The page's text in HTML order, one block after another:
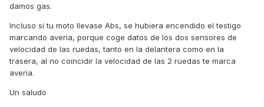
damos gas.
Incluso si tu moto llevase Abs, se hubiera encendido el testigo
marcando averia, porque coge datos de los dos sensores de
velocidad de las ruedas, tanto en la delantera como en la
trasera, al no coincidir la velocidad de las 2 ruedas te marca
avería.
Un saludo